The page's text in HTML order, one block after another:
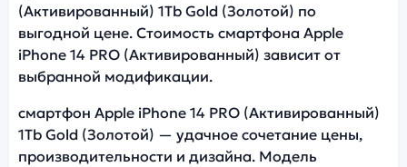
(Активированный) 1Tb Gold (Золотой) по
выгодной цене. Стоимость смартфона Apple
iPhone 14 PRO (Активированный) зависит от
выбранной модификации.
смартфон Apple iPhone 14 PRO (Активированный)
1Tb Gold (Золотой) — удачное сочетание цены,
производительности и дизайна. Модель